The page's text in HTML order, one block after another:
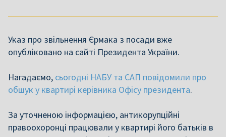
Указ про звільнення Єрмака з посади вже
опубліковано на сайті Президента України.
Нагадаємо, сьогодні НАБУ та САП повідомили про
обшук у квартирі керівника Офісу президента.
За уточненою інформацією, антикорупційні
правоохоронці працювали у квартирі його батьків в